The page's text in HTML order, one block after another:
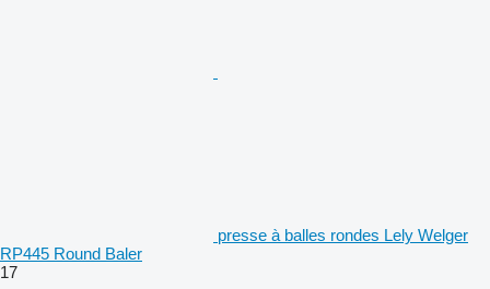
presse à balles rondes Lely Welger
RP445 Round Baler
17